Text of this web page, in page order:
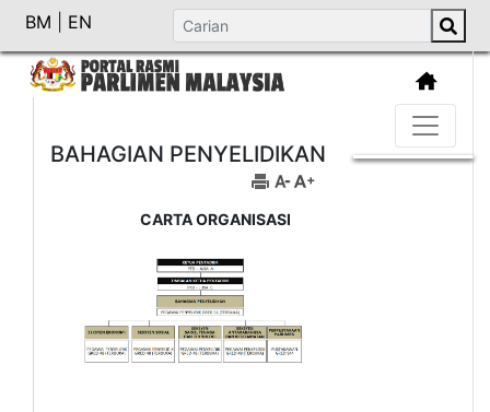
BM EN
BAHAGIAN PENYELIDIKAN
CARTA ORGANISASI